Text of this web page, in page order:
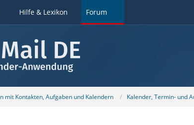
Hilfe & Lexikon Forum
mit Kontakten, Aufgaben und Kalendern Kalender, Termin- und